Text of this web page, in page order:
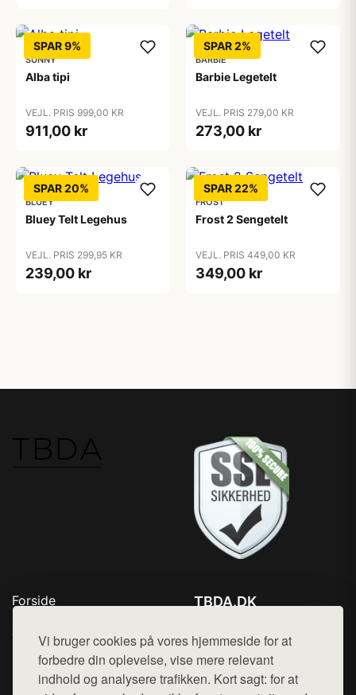
Vi bruger cookies på vores hjemmeside for at
forbedre din oplevelse, vise mere relevant
indhold og analysere trafikken. Kort sagt: for at
SPAR 9%
SUNNY
Alba tipi
VEJL. PRIS 999,00 KR
911,00 kr
SPAR 2%
BARBIE
Barbie Legetelt
VEJL. PRIS 279,00 KR
273,00 kr
SPAR 20%
BLUEY
Bluey Telt Legehus
VEJL. PRIS 299,95 KR
239,00 kr
SPAR 22%
FROST
Frost 2 Sengetelt
VEJL. PRIS 449,00 KR
349,00 kr
Forside
Top Rabatter
Kontakt
TBDA.DK
Mail: hej@want.dk
Cookie- og privatlivspolitik